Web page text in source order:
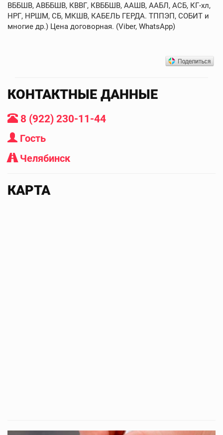
ВББШВ, АВББШВ, КВВГ, КВББШВ, ААШВ, ААБЛ, АСБ, КГ-хл,
НРГ, НРШМ, СБ, МКШВ, КАБЕЛЬ ГЕРДА. ТППЭП, СОБИТ и
многие др.) Цена договорная. (Viber, WhatsApp)
КОНТАКТНЫЕ ДАННЫЕ
8 (922) 230-11-44
Гость
Челябинск
КАРТА